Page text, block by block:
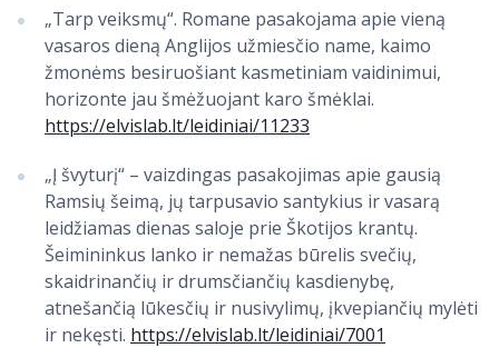
„Tarp veiksmų“. Romane pasakojama apie vieną
vasaros dieną Anglijos užmiesčio name, kaimo
žmonėms besiruošiant kasmetiniam vaidinimui,
horizonte jau šmėžuojant karo šmėklai.
https://elvislab.lt/leidiniai/11233
„Į švyturį“ – vaizdingas pasakojimas apie gausią
Ramsių šeimą, jų tarpusavio santykius ir vasarą
leidžiamas dienas saloje prie Škotijos krantų.
Šeimininkus lanko ir nemažas būrelis svečių,
skaidrinančių ir drumsčiančių kasdienybę,
atnešančią lūkesčių ir nusivylimų, įkvepiančių mylėti
ir nekęsti. https://elvislab.lt/leidiniai/7001